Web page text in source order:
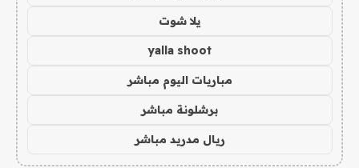
يلا شوت
yalla shoot
مباريات اليوم مباشر
برشلونة مباشر
ريال مدريد مباشر